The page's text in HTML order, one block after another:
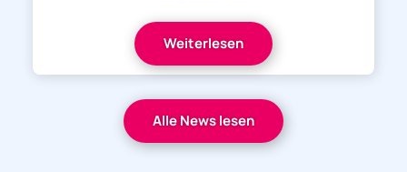
Weiterlesen
Alle News lesen